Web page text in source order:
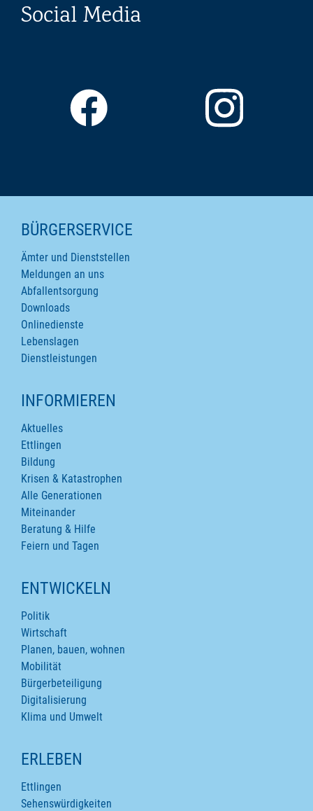
Social Media
SEITENINHALTE
BÜRGERSERVICE
Ämter und Dienststellen
Meldungen an uns
Abfallentsorgung
Downloads
Onlinedienste
Lebenslagen
Dienstleistungen
INFORMIEREN
Aktuelles
Ettlingen
Bildung
Krisen & Katastrophen
Alle Generationen
Miteinander
Beratung & Hilfe
Feiern und Tagen
ENTWICKELN
Politik
Wirtschaft
Planen, bauen, wohnen
Mobilität
Bürgerbeteiligung
Digitalisierung
Klima und Umwelt
ERLEBEN
Ettlingen
Sehenswürdigkeiten